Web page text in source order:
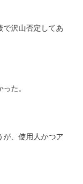
で沢山否定してあ
た。
が、使用人かつア